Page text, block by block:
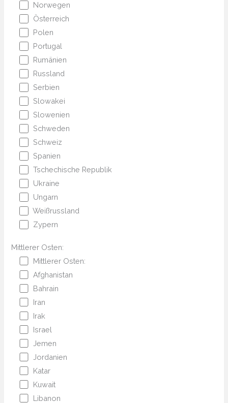
Norwegen
Österreich
Polen
Portugal
Rumänien
Russland
Serbien
Slowakei
Slowenien
Schweden
Schweiz
Spanien
Tschechische Republik
Ukraine
Ungarn
Weißrussland
Zypern
Mittlerer Osten:
Mittlerer Osten:
Afghanistan
Bahrain
Iran
Irak
Israel
Jemen
Jordanien
Katar
Kuwait
Libanon